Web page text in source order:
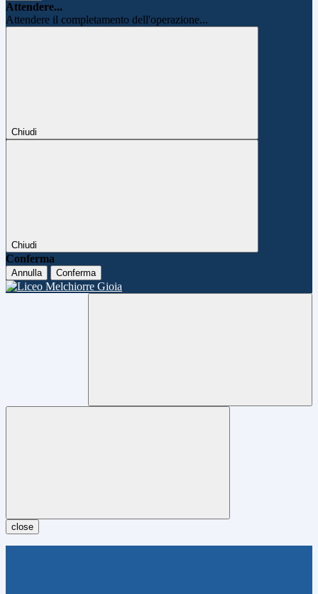
Attendere...
Attendere il completamento dell'operazione...
Chiudi
Chiudi
Conferma
Annulla Conferma
close